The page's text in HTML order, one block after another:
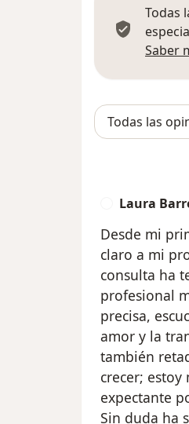
Todas
Saber
Laura
Desde mi
claro a mi
consulta ha
profesional
precisa,
amor y la
también
crecer;
expectante
Sin duda ha